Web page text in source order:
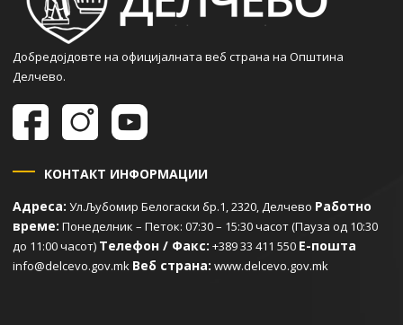
Добредојдовте на официјалната веб страна на Општина
Делчево.
КОНТАКТ ИНФОРМАЦИИ
Адреса: Ул.Љубомир Белогаски бр.1, 2320, Делчево Работно
време: Понеделник – Петок: 07:30 – 15:30 часот (Пауза од 10:30
до 11:00 часот) Телефон / Факс: +389 33 411 550 Е-пошта
info@delcevo.gov.mk Веб страна: www.delcevo.gov.mk